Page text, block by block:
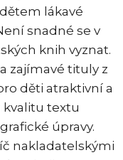
lákavé
snadné se v
knih vyznat.
zajímavé tituly z
děti atraktivní a
kvalitu textu
úpravy.
nakladatelskými